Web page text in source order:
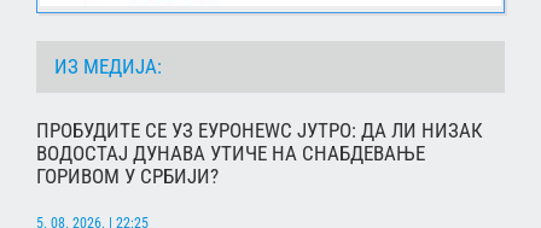
ИЗ МЕДИЈА:
ПРОБУДИТЕ СЕ УЗ ЕУРОНЕWС ЈУТРО: ДА ЛИ НИЗАК
ВОДОСТАЈ ДУНАВА УТИЧЕ НА СНАБДЕВАЊЕ
ГОРИВОМ У СРБИЈИ?
5. 08. 2026. | 22:25